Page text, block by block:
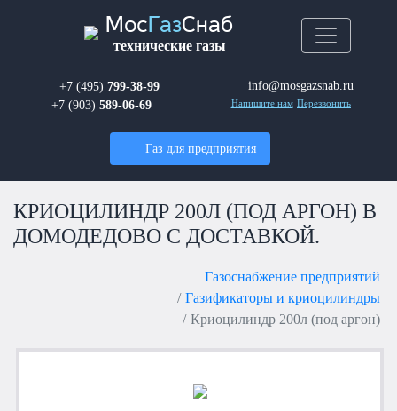
Мос ГазСнаб
технические газы
+7 (495) 799-38-99
+7 (903) 589-06-69
info@mosgazsnab.ru
Напишите нам Перезвонить
Газ для предприятия
КРИОЦИЛИНДР 200Л (ПОД АРГОН) В
ДОМОДЕДОВО С ДОСТАВКОЙ.
Газоснабжение предприятий
Газификаторы и криоцилиндры
Криоцилиндр 200л (под аргон)